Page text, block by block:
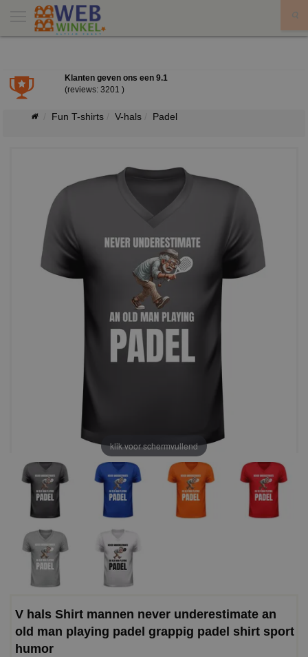
Klanten geven ons een 9.1
(reviews: 3201 )
Fun T-shirts V-hals Padel
klik voor schermvullend
V hals Shirt mannen never underestimate an
old man playing padel grappig padel shirt sport
humor